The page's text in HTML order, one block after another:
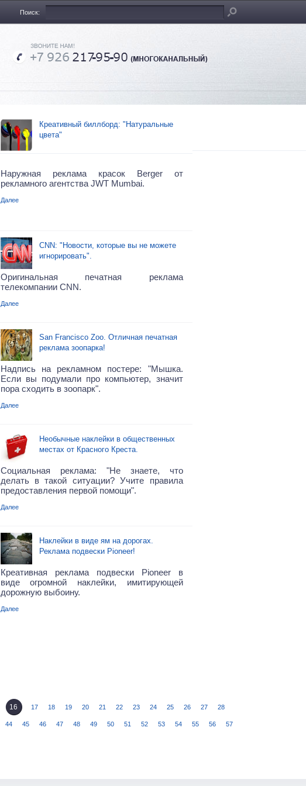
Поиск:
Креативный биллборд: "Натуральные
цвета"
Наружная реклама красок Berger от
рекламного агентства JWT Mumbai.
Далее
CNN: "Новости, которые вы не можете
игнорировать".
Оригинальная печатная реклама
телекомпании CNN.
Далее
San Francisco Zoo. Отличная печатная
реклама зоопарка!
Надпись на рекламном постере: "Мышка.
Если вы подумали про компьютер, значит
пора сходить в зоопарк".
Далее
Необычные наклейки в общественных
местах от Красного Креста.
Социальная реклама: "Не знаете, что
делать в такой ситуации? Учите правила
предоставления первой помощи".
Далее
Наклейки в виде ям на дорогах.
Реклама подвески Pioneer!
Креативная реклама подвески Pioneer в
виде огромной наклейки, имитирующей
дорожную выбоину.
Далее
16 17 18 19 20 21 22 23 24 25 26 27 28
44 45 46 47 48 49 50 51 52 53 54 55 56 57